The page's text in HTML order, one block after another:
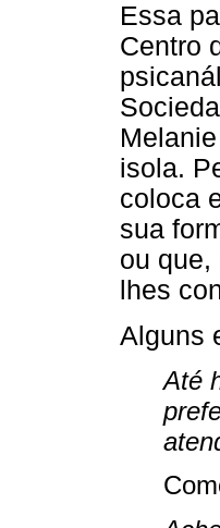
Essa
Centro
isola.
coloca
sua
ou
lhes
Alguns
Até